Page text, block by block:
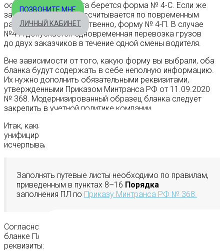
ПОЗВОНИТЕ МНЕ
ЛИЧНЫЙ КАБИНЕТ
основу путевого листа берется форма № 4-С. Если же
зарплата водителя рассчитывается по повременным
расценкам — соответственно, форму № 4-П. В случае
№4-П допускается одновременная перевозка грузов
до двух заказчиков в течение одной смены водителя.
Вне зависимости от того, какую форму вы выбрали, оба
бланка будут содержать в себе неполную информацию.
Их нужно дополнить обязательными реквизитами,
утвержденными Приказом Минтранса РФ от 11.09.2020
№ 368. Модернизированный образец бланка следует
закрепить в учетной политике компании.
Итак, какие дополнительные данные нужно внести в
унифицированную форму путевого листа? На этот вопрос
исчерпывающе ответили на v2b.ru.
Заполнять путевые листы необходимо по правилам,
приведенным в пунктах 8–16 Порядка
заполнения ПЛ по Приказу Минтранса РФ № 368.
Согласно Приказу Минтранса РФ № 368, с 01.01.2021 в
бланке ПЛ должны быть следующие обязательные
реквизиты: